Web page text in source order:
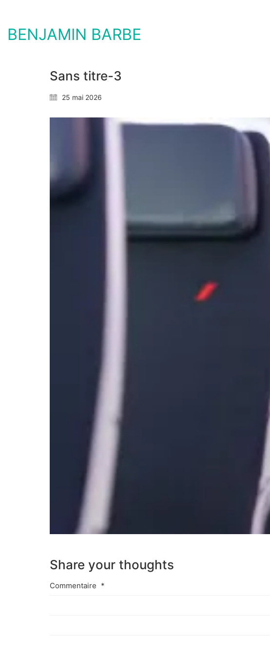
BENJAMIN BARBE
Sans titre-3
25 mai 2026
Share your thoughts
Commentaire *